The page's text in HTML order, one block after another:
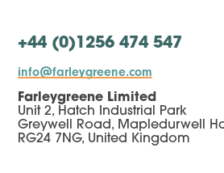
+44 (0)1256 474 547
info@farleygreene.com
Farleygreene Limited
Unit 2, Hatch Industrial Park
Greywell Road, Mapledurwell
RG24 7NG, United Kingdom